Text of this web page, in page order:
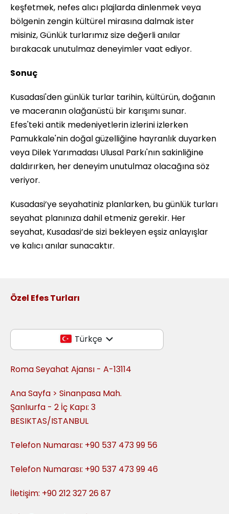
keşfetmek, nefes alıcı plajlarda dinlenmek veya
bölgenin zengin kültürel mirasına dalmak ister
misiniz, Günlük turlarımız size değerli anılar
bırakacak unutulmaz deneyimler vaat ediyor.
Sonuç
Kusadasi'den günlük turlar tarihin, kültürün, doğanın
ve maceranın olağanüstü bir karışımı sunar.
Efes'teki antik medeniyetlerin izlerini izlerken
Pamukkale'nin doğal güzelliğine hayranlık duyarken
veya Dilek Yarımadası Ulusal Parkı'nın sakinliğine
daldırırken, her deneyim unutulmaz olacağına söz
veriyor.
Kusadasi’ye seyahatiniz planlarken, bu günlük turları
seyahat planınıza dahil etmeniz gerekir. Her
seyahat, Kusadasi’de sizi bekleyen eşsiz anlayışlar
ve kalıcı anılar sunacaktır.
Özel Efes Turları
Türkçe
Roma Seyahat Ajansı - A-13114
Ana Sayfa > Sinanpasa Mah.
Şanlıurfa - 2 İç Kapı: 3
BESIKTAS/ISTANBUL
Telefon Numarası: +90 537 473 99 56
Telefon Numarası: +90 537 473 99 46
İletişim: +90 212 327 26 87